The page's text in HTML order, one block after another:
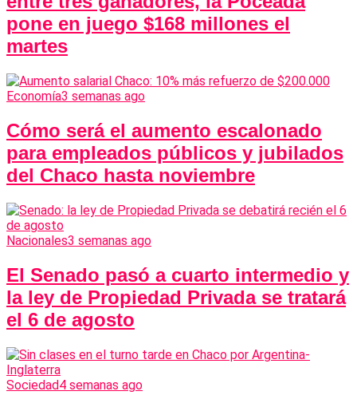
pone en juego $168 millones el
martes
Economía3 semanas ago
Cómo será el aumento escalonado
para empleados públicos y jubilados
del Chaco hasta noviembre
Nacionales3 semanas ago
El Senado pasó a cuarto intermedio y
la ley de Propiedad Privada se tratará
el 6 de agosto
Sociedad4 semanas ago